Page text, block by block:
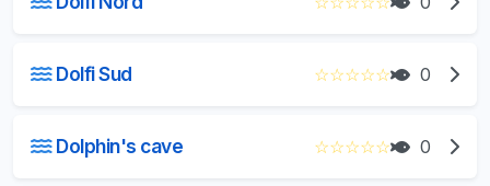
Dolfi Sud ☆☆☆☆☆ 0
Dolphin's cave ☆☆☆☆☆ 0